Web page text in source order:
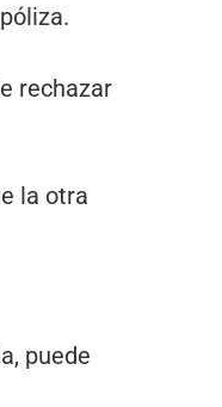
rechazar
la otra
puede